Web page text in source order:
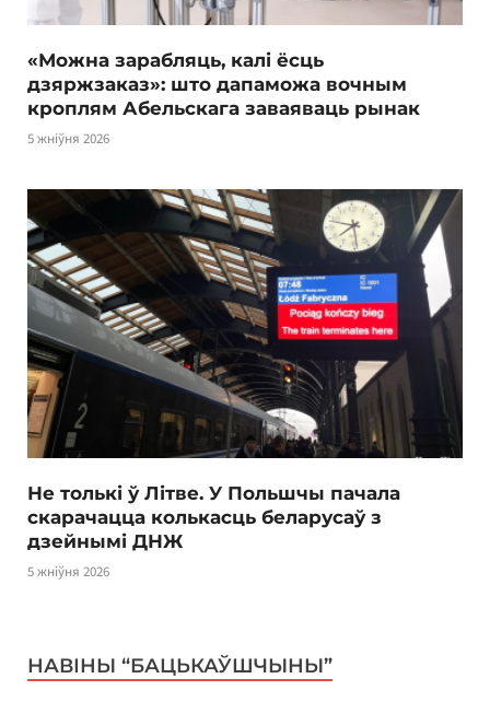
«Можна зарабляць, калі ёсць
дзяржзаказ»: што дапаможа вочным
кроплям Абельскага заваяваць рынак
5 жніўня 2026
Не толькі ў Літве. У Польшчы пачала
скарачацца колькасць беларусаў з
дзейнымі ДНЖ
5 жніўня 2026
НАВІНЫ “БАЦЬКАЎШЧЫНЫ”